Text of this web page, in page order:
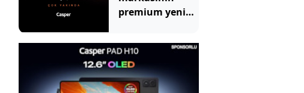
premium yeni
sayım başladı